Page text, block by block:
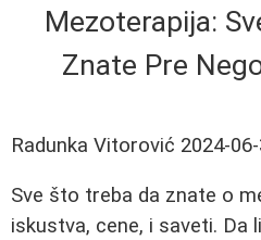
Mezoterapija:
Znate Pre
Radunka Vitorović 2024-
Sve što treba da znate o
iskustva, cene, i saveti. Da